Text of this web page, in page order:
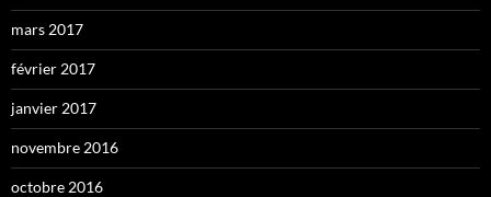
mars 2017
février 2017
janvier 2017
novembre 2016
octobre 2016